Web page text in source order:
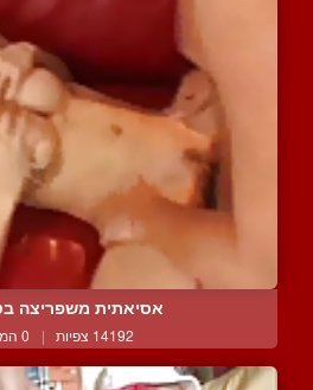
אסיאתית משפריצה
14192 צפיות | 0 המלצות